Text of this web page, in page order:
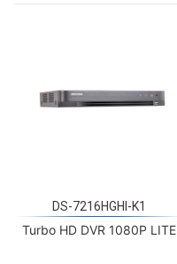
Turbo HD DVR 1080P LITE